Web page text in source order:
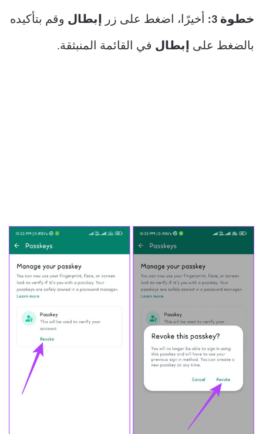
خطوة 3: أخيرًا، اضغط على زر إبطال وقم بتأكيده
بالضغط على إبطال في القائمة المنبثقة.